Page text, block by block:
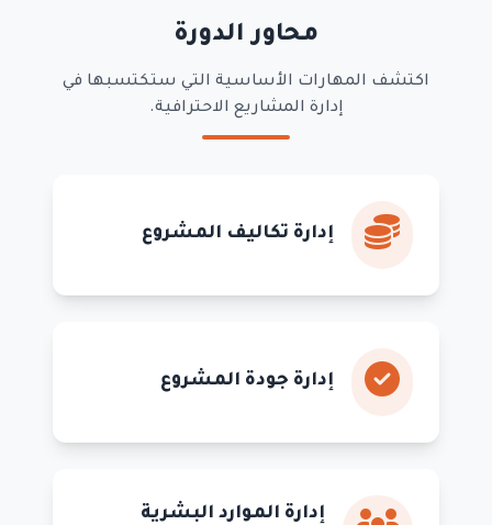
محاور الدورة
اكتشف المهارات الأساسية التي ستكتسبها في
إدارة المشاريع الاحترافية.
إدارة تكاليف المشروع
إدارة جودة المشروع
إدارة الموارد البشرية